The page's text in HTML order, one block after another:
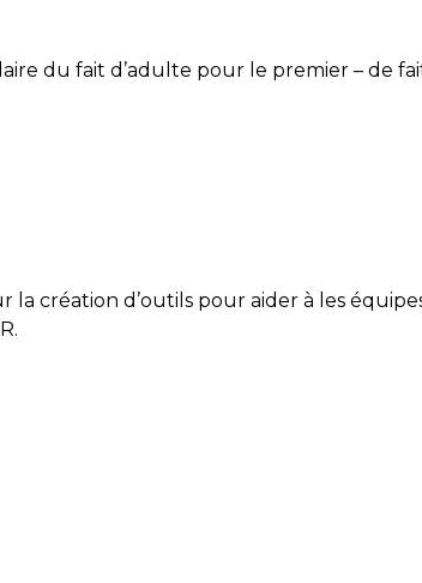
du fait d’adulte pour le premier – de
création d’outils pour aider à les